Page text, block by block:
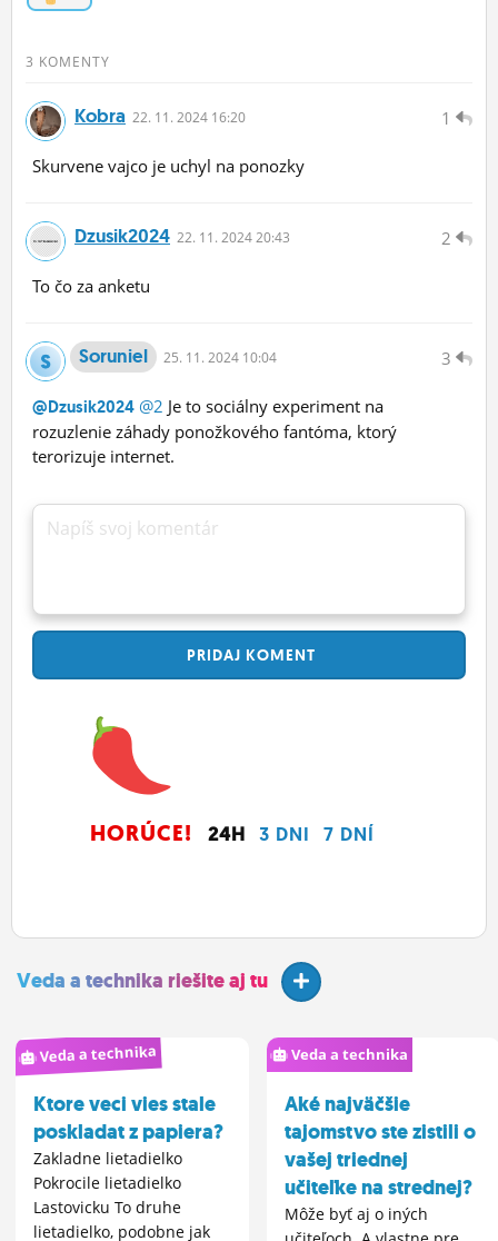
3 KOMENTY
1
Kobra 22. 11. 2024 16:20
Skurvene vajco je uchyl na ponozky
2
Dzusik2024 22. 11. 2024 20:43
To čo za anketu
3
Soruniel 25. 11. 2024 10:04
@Dzusik2024 @2 Je to sociálny experiment na
rozuzlenie záhady ponožkového fantóma, ktorý
terorizuje internet.
Napíš svoj komentár
PRIDAJ KOMENT
HORÚCE! 24H 3 DNI 7 DNÍ
Veda a technika riešite aj tu
Veda a technika
Ktore veci vies stale
poskladat z papiera?
Zakladne lietadielko
Pokrocile lietadielko
Lastovicku To druhe
lietadielko, podobne jak
Veda a technika
Aké najväčšie
tajomstvo ste zistili o
vašej triednej
učiteľke na strednej?
Môže byť aj o iných